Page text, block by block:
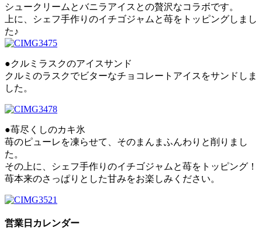
シュークリームとバニラアイスとの贅沢なコラボです。
上に、シェフ手作りのイチゴジャムと苺をトッピングしまし
た♪
●クルミラスクのアイスサンド
クルミのラスクでビターなチョコレートアイスをサンドしま
した。
●苺尽くしのカキ氷
苺のピューレを凍らせて、そのまんまふんわりと削りまし
た。
その上に、シェフ手作りのイチゴジャムと苺をトッピング！
苺本来のさっぱりとした甘みをお楽しみください。
営業日カレンダー